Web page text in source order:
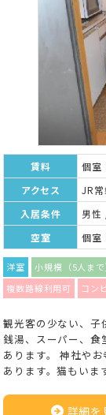
賃料
個室
アクセス
JR
入居条件
男性
空室
個室
洋室 小規模（5人まで
複数路線利用可
コン
観光客の少ない、子
銭湯、スーパー、食
あります。 神社や
あります。猫もいま
詳細を